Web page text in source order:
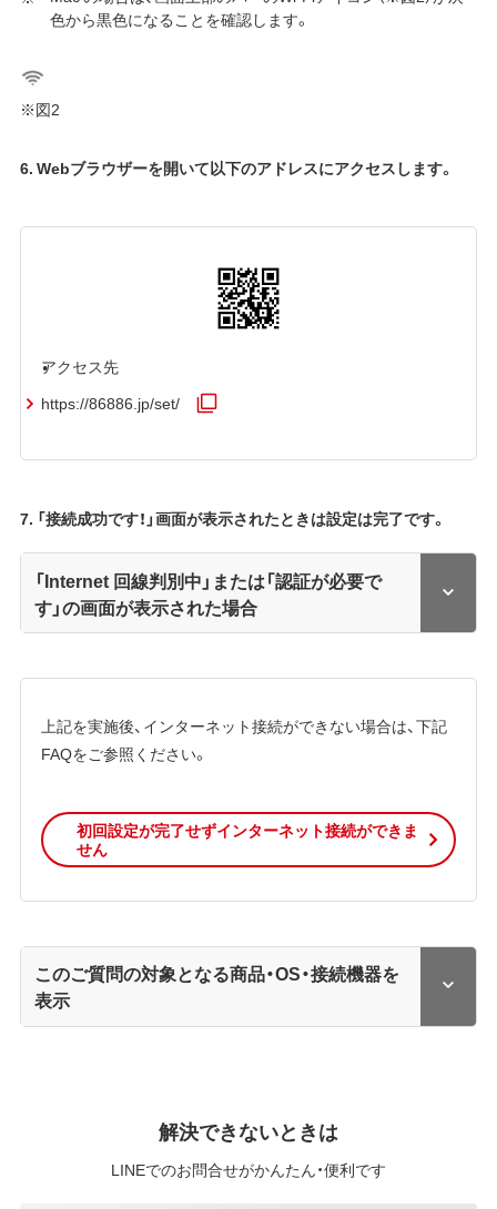
色から黒色になることを確認します。
※図2
6. Webブラウザーを開いて以下のアドレスにアクセスします。
アクセス先
https://86886.jp/set/
7. 「接続成功です！」画面が表示されたときは設定は完了です。
「Internet 回線判別中」または「認証が必要で
す」の画面が表示された場合
上記を実施後、インターネット接続ができない場合は、下記
FAQをご参照ください。
初回設定が完了せずインターネット接続ができま
せん
このご質問の対象となる商品・OS・接続機器を
表示
解決できないときは
LINEでのお問合せがかんたん・便利です